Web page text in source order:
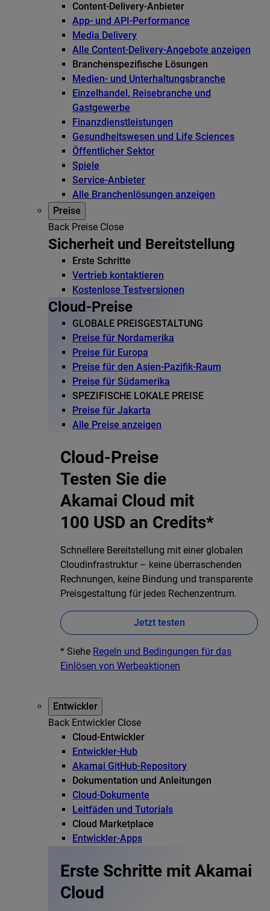
Content-Delivery-Anbieter
App- und API-Performance
Media Delivery
Alle Content-Delivery-Angebote anzeigen
Branchenspezifische Lösungen
Medien- und Unterhaltungsbranche
Einzelhandel, Reisebranche und
Gastgewerbe
Finanzdienstleistungen
Gesundheitswesen und Life Sciences
Öffentlicher Sektor
Spiele
Service-Anbieter
Alle Branchenlösungen anzeigen
Preise
Back Preise Close
Sicherheit und Bereitstellung
Erste Schritte
Vertrieb kontaktieren
Kostenlose Testversionen
Cloud-Preise
GLOBALE PREISGESTALTUNG
Preise für Nordamerika
Preise für Europa
Preise für den Asien-Pazifik-Raum
Preise für Südamerika
SPEZIFISCHE LOKALE PREISE
Preise für Jakarta
Alle Preise anzeigen
Cloud-Preise
Testen Sie die
Akamai Cloud mit
100 USD an Credits*
Schnellere Bereitstellung mit einer globalen
Cloudinfrastruktur – keine überraschenden
Rechnungen, keine Bindung und transparente
Preisgestaltung für jedes Rechenzentrum.
Jetzt testen
* Siehe Regeln und Bedingungen für das
Einlösen von Werbeaktionen
Entwickler
Back Entwickler Close
Cloud-Entwickler
Entwickler-Hub
Akamai GitHub-Repository
Dokumentation und Anleitungen
Cloud-Dokumente
Leitfäden und Tutorials
Cloud Marketplace
Entwickler-Apps
Erste Schritte mit Akamai
Cloud